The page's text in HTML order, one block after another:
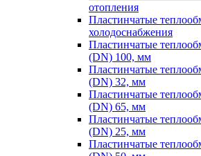
отопления
Пластинчатые
холодоснабжения
Пластинчатые
(DN) 100, мм
Пластинчатые
(DN) 32, мм
Пластинчатые
(DN) 65, мм
Пластинчатые
(DN) 25, мм
Пластинчатые